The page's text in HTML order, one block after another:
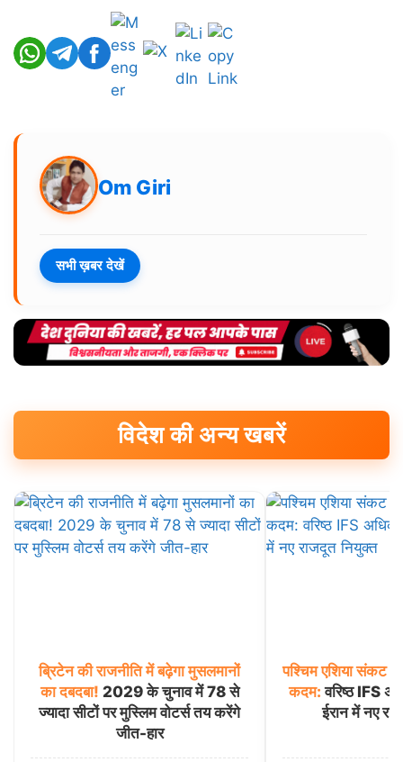
Om Giri
सभी ख़बर देखें
विदेश की अन्य खबरें
ब्रिटेन की राजनीति में बढ़ेगा मुसलमानों
का दबदबा! 2029 के चुनाव में 78 से
ज्यादा सीटों पर मुस्लिम वोटर्स तय करेंगे
जीत-हार
पश्चिम एशिया संकट
कदम: वरिष्ठ IFS
ईरान में नए